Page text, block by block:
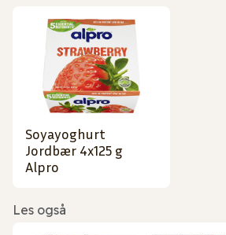
Soyayoghurt
Jordbær 4x125 g
Alpro
Les også